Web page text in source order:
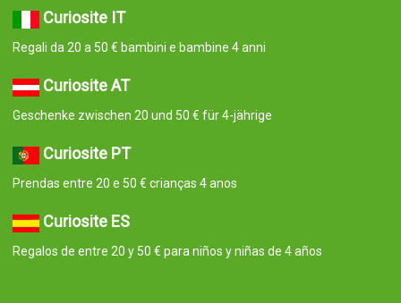
Curiosite IT
Regali da 20 a 50 € bambini e bambine 4 anni
Curiosite AT
Geschenke zwischen 20 und 50 € für 4-jährige
Curiosite PT
Prendas entre 20 e 50 € crianças 4 anos
Curiosite ES
Regalos de entre 20 y 50 € para niños y niñas de 4 años